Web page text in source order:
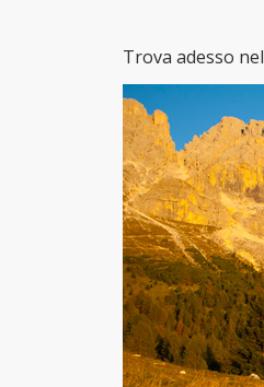
Trova adesso nel